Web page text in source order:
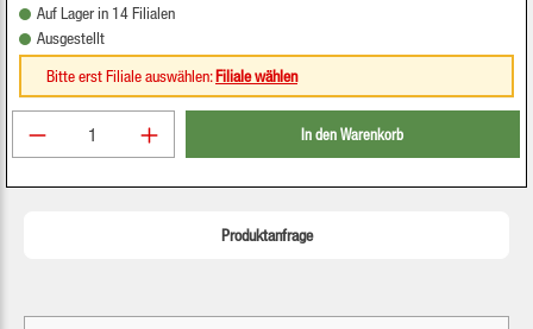
Auf Lager in 14 Filialen
Ausgestellt
Bitte erst Filiale auswählen:Filiale wählen
Produkt Anzahl: Gib den gewünschten Wert ein
In den Warenkorb
Produktanfrage